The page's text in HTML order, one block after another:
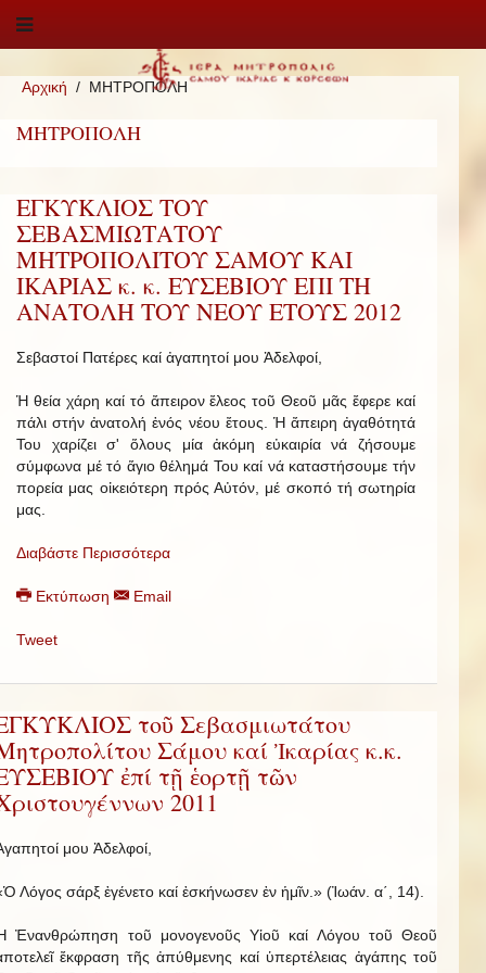
Αρχική ΜΗΤΡΟΠΟΛΗ
ΜΗΤΡΟΠΟΛΗ
ΕΓΚΥΚΛΙΟΣ ΤΟΥ
ΣΕΒΑΣΜΙΩΤΑΤΟΥ
ΜΗΤΡΟΠΟΛΙΤΟΥ ΣΑΜΟΥ ΚΑΙ
ΙΚΑΡΙΑΣ κ. κ. ΕΥΣΕΒΙΟΥ ΕΠΙ ΤΗ
ΑΝΑΤΟΛΗ ΤΟΥ ΝΕΟΥ ΕΤΟΥΣ 2012
Σεβαστοί Πατέρες καί ἀγαπητοί μου Ἀδελφοί,
Ἡ θεία χάρη καί τό ἄπειρον ἔλεος τοῦ Θεοῦ μᾶς ἔφερε καί
πάλι στήν ἀνατολή ἑνός νέου ἔτους. Ἡ ἄπειρη ἀγαθότητά
Του χαρίζει σ' ὅλους μία ἀκόμη εὐκαιρία νά ζήσουμε
σύμφωνα μέ τό ἅγιο θέλημά Του καί νά καταστήσουμε τήν
πορεία μας οἰκειότερη πρός Αὐτόν, μέ σκοπό τή σωτηρία
μας.
Διαβάστε Περισσότερα
Εκτύπωση Email
Tweet
τοῦ Σεβασμιωτάτου
Σάμου καί Ἰκαρίας κ.κ.
ἐπί τῇ ἑορτῇ τῶν
2011
μου Ἀδελφοί,
Λόγος σάρξ ἐγένετο καί ἐσκήνωσεν ἐν ἡμῖν.» (Ἰωάν. α΄, 14).
Ἐνανθρώπηση τοῦ μονογενοῦς Υἱοῦ καί Λόγου τοῦ Θεοῦ
ἔκφραση τῆς ἀπύθμενης καί ὑπερτέλειας ἀγάπης τοῦ